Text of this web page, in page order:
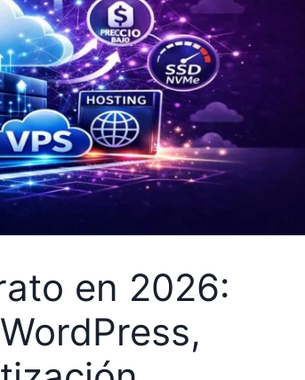
en 2026: